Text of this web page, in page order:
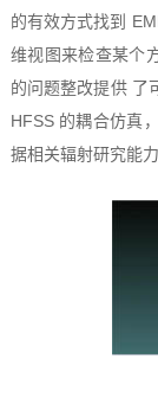
的有效方式找到
维视图来检查某个
的问题整改提供 了
HFSS 的耦合仿真
据相关辐射研究能力